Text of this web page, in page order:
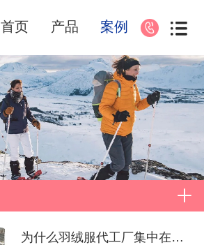
首页 产品 案例
为什么羽绒服代工厂集中在南方